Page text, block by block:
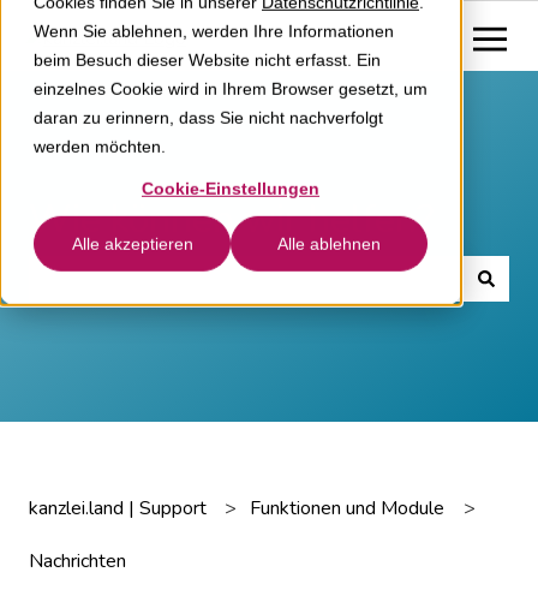
Wenn Sie ablehnen, werden Ihre Informationen
beim Besuch dieser Website nicht erfasst. Ein
einzelnes Cookie wird in Ihrem Browser gesetzt, um
daran zu erinnern, dass Sie nicht nachverfolgt
werden möchten.
Cookie-Einstellungen
Alle akzeptieren Alle ablehnen
Wie können wir helfen?
Es gibt keine Vorschläge, da das Suchfeld leer ist.
kanzlei.land | Support Funktionen und Module
Nachrichten